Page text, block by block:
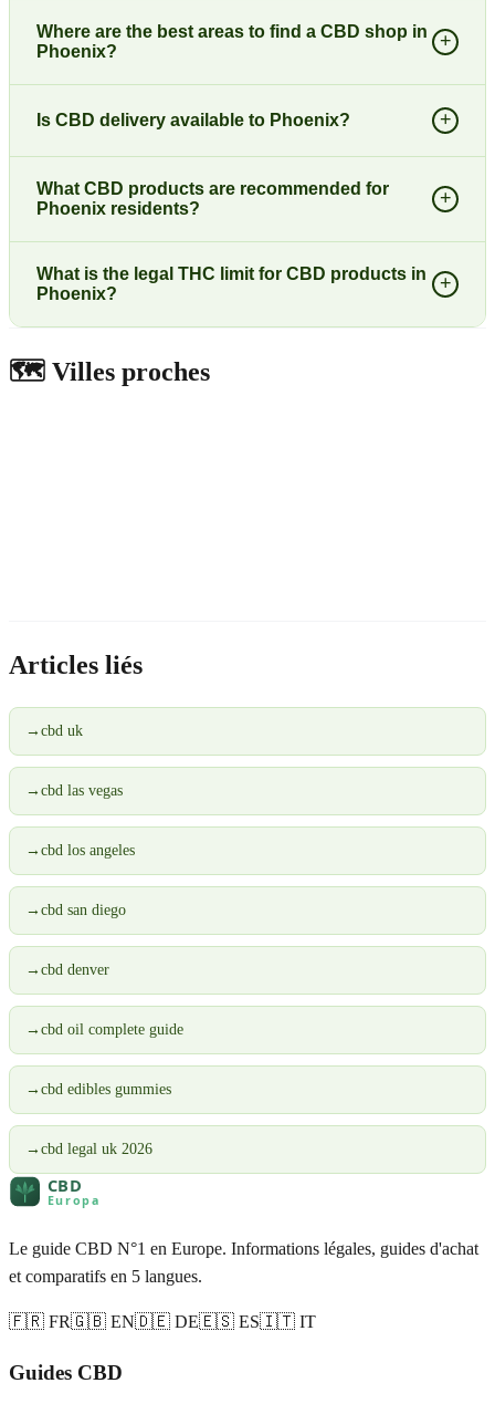
Where are the best areas to find a CBD shop in
Phoenix?
+
Is CBD delivery available to Phoenix? +
What CBD products are recommended for
Phoenix residents?
+
What is the legal THC limit for CBD products in
Phoenix?
+
🗺️ Villes proches
Articles liés
→ cbd uk
→ cbd las vegas
→ cbd los angeles
→ cbd san diego
→ cbd denver
→ cbd oil complete guide
→ cbd edibles gummies
→ cbd legal uk 2026
Le guide CBD N°1 en Europe. Informations légales, guides d'achat
et comparatifs en 5 langues.
🇫🇷 FR🇬🇧 EN🇩🇪 DE🇪🇸 ES🇮🇹 IT
Guides CBD